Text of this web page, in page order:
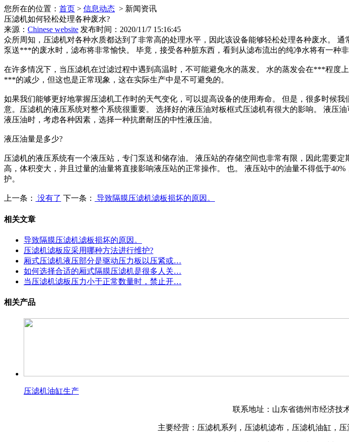
您所在的位置： 首页 > 信息动态 > 新闻资讯
压滤机如何轻松处理各种废水?
来源： Chinese website 发布时间：2020/11/7 15:16:45
众所周知，压滤机对各种水质都达到了非常高的处理水平，因此该设备能够轻松处理各种废水。
泵送***的废水时，滤布将非常愉快。 毕竟，接受各种脏东西，看到从滤布流出的纯净水将有一种非
在许多情况下，当压滤机在过滤过程中遇到高温时，不可能避免水的蒸发。 水的蒸发会在***程度
***的减少，但这也是正常现象，这在实际生产中是不可避免的。
如果我们能够更好地掌握压滤机工作时的天气变化，可以提高设备的使用寿命。 但是，很多时候
意。压滤机的液压系统对整个系统很重要。 选择好的液压油对板框式压滤机有很大的影响。 液压
液压油时，考虑各种因素，选择一种抗磨耐压的中性液压油。
液压油量是多少?
压滤机的液压系统有一个液压站，专门泵送和储存油。 液压站的存储空间也非常有限，因此需要
高，体积变大，并且过量的油量将直接影响液压站的正常操作。 也。 液压站中的油量不得低于
护。
上一条： 没有了 下一条： 导致隔膜压滤机滤板损坏的原因。
相关文章
导致隔膜压滤机滤板损坏的原因。
压滤机滤板应采用哪种方法进行维护?
厢式压滤机液压部分是驱动压力板以压紧或…
如何选择合适的厢式隔膜压滤机是很多人关…
当压滤机滤板压力小于正常数量时，禁止开…
相关产品
压滤机油缸生产
联系地址：山东省德州市经济技
主要经营：压滤机系列，压滤机滤布，压滤机油缸，